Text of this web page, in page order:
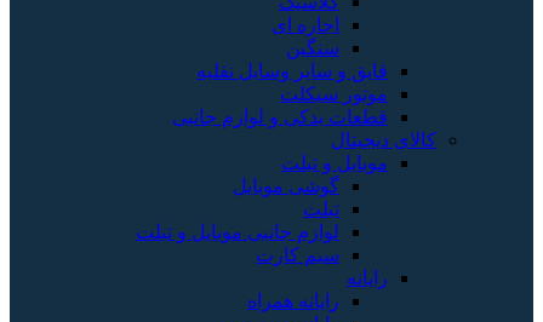
اجاره ای
سنگین
قایق و سایر وسایل نقلیه
موتور سیکلت
قطعات یدکی و لوازم جانبی
کالای دیجیتال
موبایل و تبلت
گوشی موبایل
تبلت
لوازم جانبی موبایل و تبلت
سیم کارت
رایانه
رایانه همراه